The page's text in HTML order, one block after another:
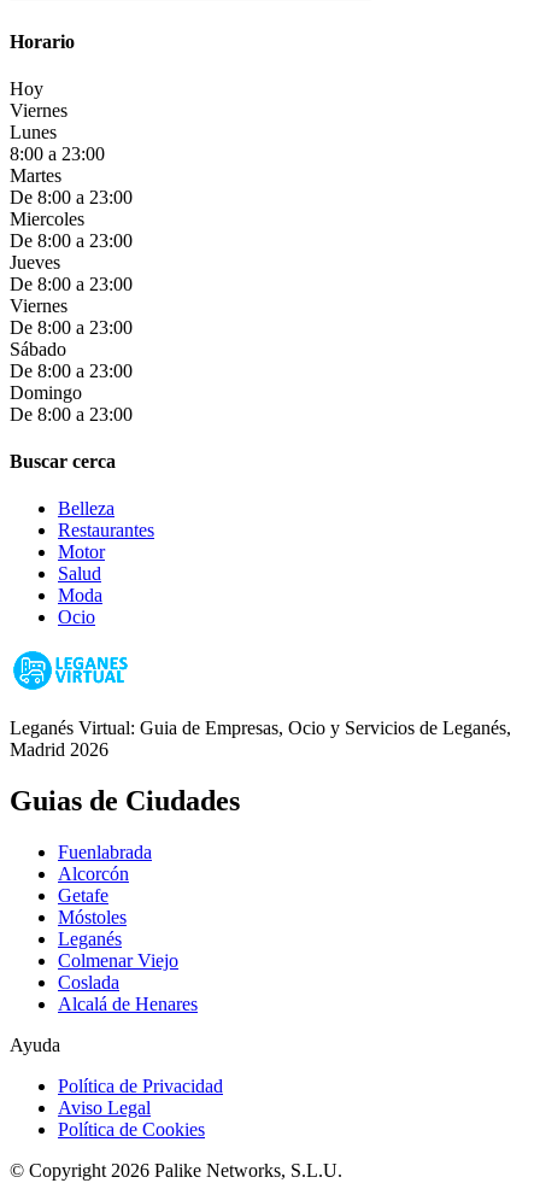
Horario
Hoy
Viernes
Lunes
8:00 a 23:00
Martes
De 8:00 a 23:00
Miercoles
De 8:00 a 23:00
Jueves
De 8:00 a 23:00
Viernes
De 8:00 a 23:00
Sábado
De 8:00 a 23:00
Domingo
De 8:00 a 23:00
Buscar cerca
Belleza
Restaurantes
Motor
Salud
Moda
Ocio
Leganés Virtual: Guia de Empresas, Ocio y Servicios de Leganés,
Madrid 2026
Guias de Ciudades
Fuenlabrada
Alcorcón
Getafe
Móstoles
Leganés
Colmenar Viejo
Coslada
Alcalá de Henares
Ayuda
Política de Privacidad
Aviso Legal
Política de Cookies
© Copyright 2026 Palike Networks, S.L.U.